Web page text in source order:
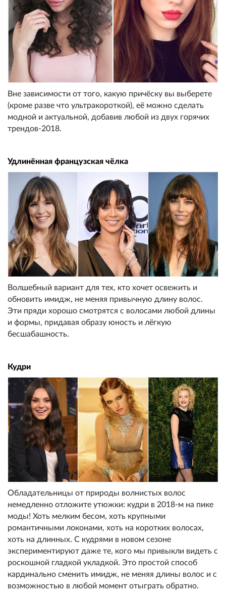
Вне зависимости от того, какую причёску вы выберете
(кроме разве что ультракороткой), её можно сделать
модной и актуальной, добавив любой из двух горячих
трендов-2018.
Удлинённая французская чёлка
Волшебный вариант для тех, кто хочет освежить и
обновить имидж, не меняя привычную длину волос.
Эти пряди хорошо смотрятся с волосами любой длины
и формы, придавая образу юность и лёгкую
бесшабашность.
Кудри
Обладательницы от природы волнистых волос
немедленно отложите утюжки: кудри в 2018-м на пике
моды! Хоть мелким бесом, хоть крупными
романтичными локонами, хоть на коротких волосах,
хоть на длинных. С кудрями в новом сезоне
экспериментируют даже те, кого мы привыкли видеть с
роскошной гладкой укладкой. Это простой способ
кардинально сменить имидж, не меняя длины волос и с
возможностью в любой момент отыграть обратно.